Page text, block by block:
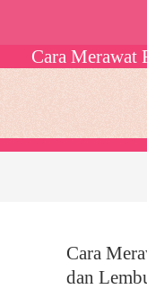
Cara Merawat
Cara
dan